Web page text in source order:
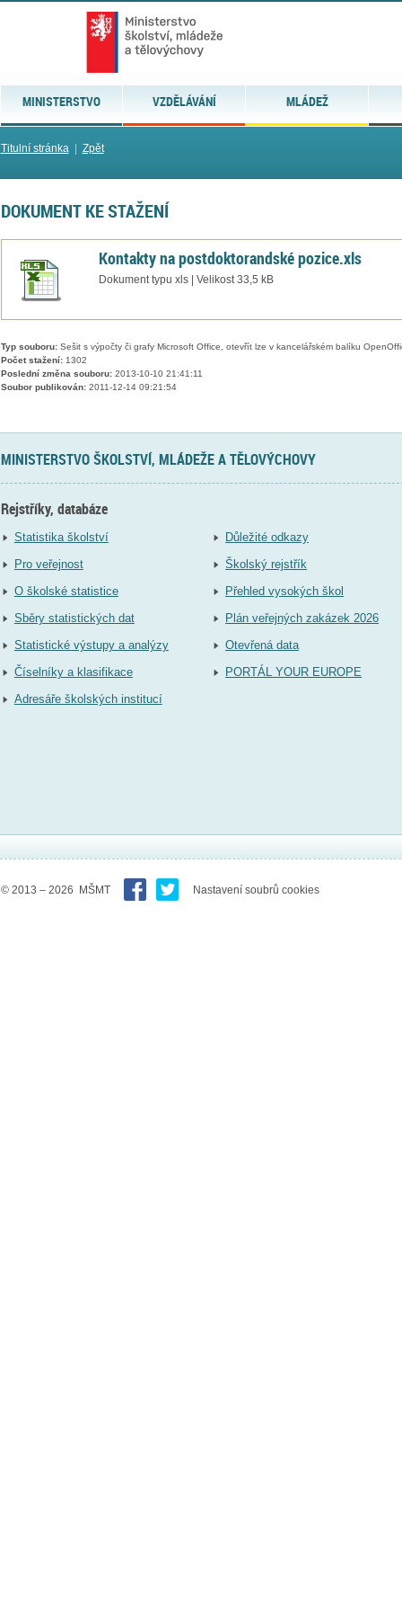
MINISTERSTVO VZDĚLÁVÁNÍ MLÁDEŽ
Titulní stránka| Zpět
DOKUMENT KE STAŽENÍ
Kontakty na postdoktorandské pozice.xls
Dokument typu xls | Velikost 33,5 kB
Typ souboru:Sešit s výpočty či grafy Microsoft Office, otevřít lze v kancelářském balíku
Počet stažení:1302
Poslední změna souboru:2013-10-10 21:41:11
Soubor publikován:2011-12-14 09:21:54
MINISTERSTVO ŠKOLSTVÍ, MLÁDEŽE A TĚLOVÝCHOVY
Rejstříky, databáze
Statistika školství
Pro veřejnost
O školské statistice
Sběry statistických dat
Statistické výstupy a analýzy
Číselníky a klasifikace
Adresáře školských institucí
Důležité odkazy
Školský rejstřík
Přehled vysokých škol
Plán veřejných zakázek 2026
Otevřená data
PORTÁL YOUR EUROPE
© 2013 – 2026 MŠMT Nastavení soubrů cookies